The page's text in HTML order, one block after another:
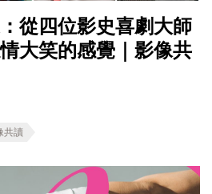
從四位影史喜劇大師
大笑的感覺｜影像共
共讀